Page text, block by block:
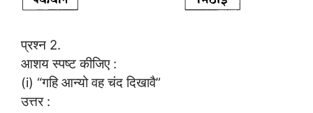
प्रश्न 2.
आशय स्पष्ट कीजिए :
(i) “गहि आन्यो वह चंद दिखावै”
उत्तर :